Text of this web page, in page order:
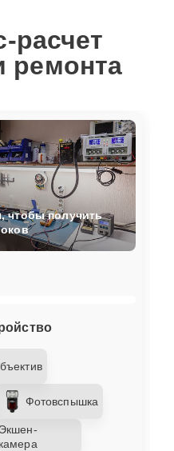
расчет
ремонта
Фотовспышка
Экшен-
камера
чтобы получить